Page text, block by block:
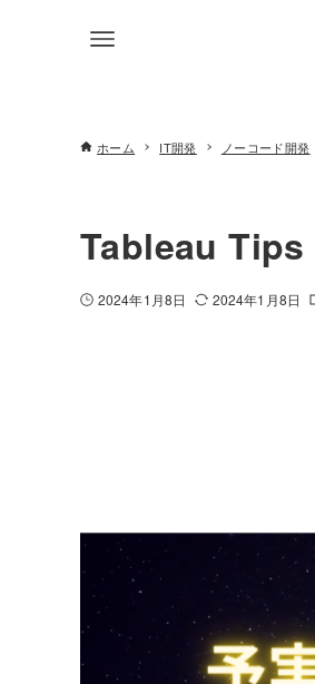
ホーム IT開発 ノーコード開発
Tableau Tips
2024年1月8日 2024年1月8日